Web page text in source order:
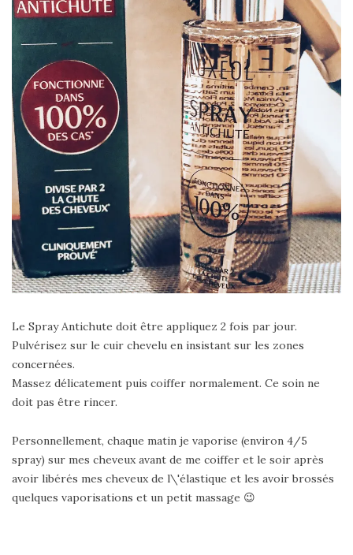
Le Spray Antichute doit être appliquez 2 fois par jour.
Pulvérisez sur le cuir chevelu en insistant sur les zones
concernées.
Massez délicatement puis coiffer normalement. Ce soin ne
doit pas être rincer.
Personnellement, chaque matin je vaporise (environ 4/5
spray) sur mes cheveux avant de me coiffer et le soir après
avoir libérés mes cheveux de l\'élastique et les avoir brossés
quelques vaporisations et un petit massage 😉